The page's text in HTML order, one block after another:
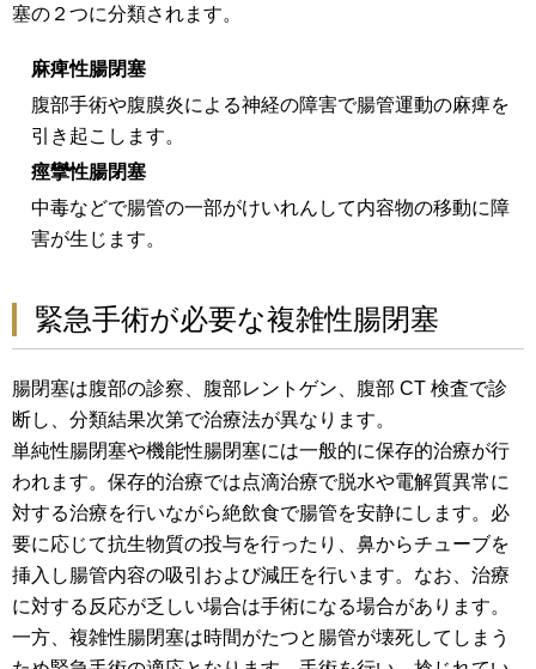
塞の２つに分類されます。
麻痺性腸閉塞
腹部手術や腹膜炎による神経の障害で腸管運動の麻痺を
引き起こします。
痙攣性腸閉塞
中毒などで腸管の一部がけいれんして内容物の移動に障
害が生じます。
緊急手術が必要な複雑性腸閉塞
腸閉塞は腹部の診察、腹部レントゲン、腹部 CT 検査で診
断し、分類結果次第で治療法が異なります。
単純性腸閉塞や機能性腸閉塞には一般的に保存的治療が行
われます。保存的治療では点滴治療で脱水や電解質異常に
対する治療を行いながら絶飲食で腸管を安静にします。必
要に応じて抗生物質の投与を行ったり、鼻からチューブを
挿入し腸管内容の吸引および減圧を行います。なお、治療
に対する反応が乏しい場合は手術になる場合があります。
一方、複雑性腸閉塞は時間がたつと腸管が壊死してしまう